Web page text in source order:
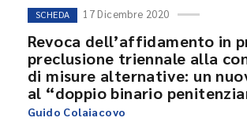
SCHEDA 17 Dicembre 2020
Revoca dell’affidamento in
preclusione triennale alla
di misure alternative: un
al “doppio binario
Guido Colaiacovo